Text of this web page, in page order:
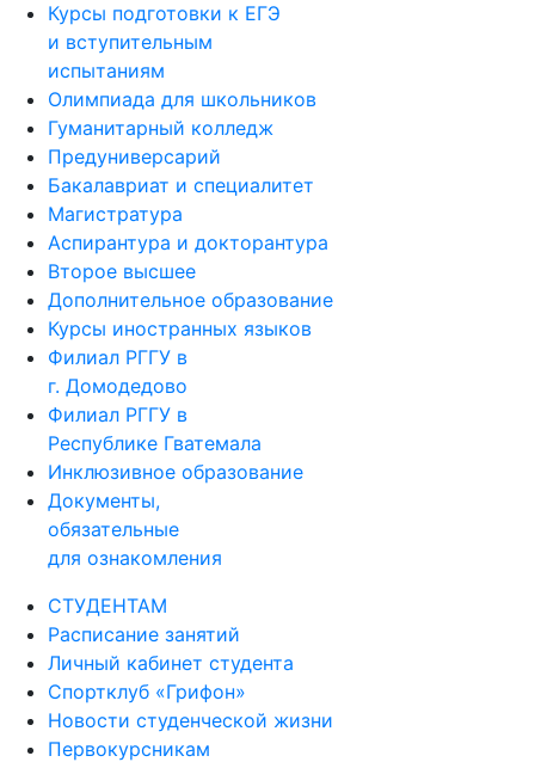
Курсы подготовки к ЕГЭ
и вступительным
испытаниям
Олимпиада для школьников
Гуманитарный колледж
Предуниверсарий
Бакалавриат и специалитет
Магистратура
Аспирантура и докторантура
Второе высшее
Дополнительное образование
Курсы иностранных языков
Филиал РГГУ в
г. Домодедово
Филиал РГГУ в
Республике Гватемала
Инклюзивное образование
Документы,
обязательные
для ознакомления
СТУДЕНТАМ
Расписание занятий
Личный кабинет студента
Спортклуб «Грифон»
Новости студенческой жизни
Первокурсникам